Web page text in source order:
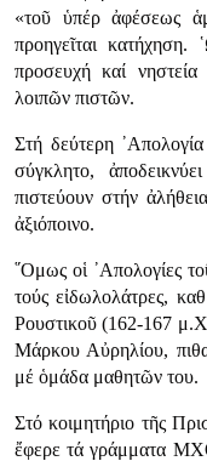
«τοῦ ὑπέρ ἀφέσεως
προηγεῖται κατήχηση.
προσευχή καί
λοιπῶν πιστῶν.
Στή δεύτερη
σύγκλητο,
πιστεύουν στήν
ἀξιόποινο.
῞Ομως οἱ ᾿Απολογίες
τούς εἰδωλολάτρες,
Ρουστικοῦ (162-167
Μάρκου Αὐρηλίου,
μέ ὁμάδα μαθητῶν του.
Στό κοιμητήριο τῆς
ἔφερε τά γράμματα